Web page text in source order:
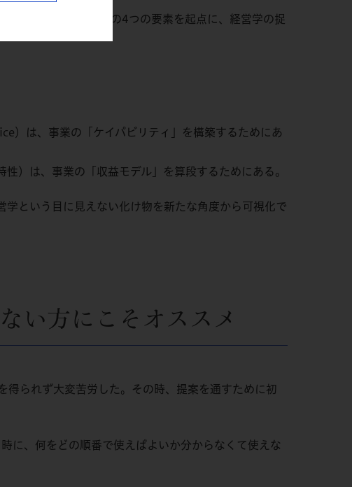
書はビジネスモデルの4つの要素を起点に、経営学の捉
）は、事業の「ケイパビリティ」を構築するためにあ
）は、事業の「収益モデル」を算段するためにある。
という目に見えない化け物を新たな角度から可視化で
い方にこそオススメ
られず大変苦労した。その時、提案を通すために初
に、何をどの順番で使えばよいか分からなくて使えな